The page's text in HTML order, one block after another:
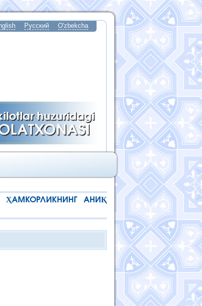
Русский O'zbekcha
ҲАМКОРЛИКНИНГ АНИҚ